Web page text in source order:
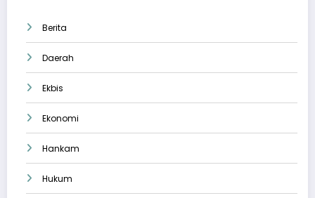
Berita
Daerah
Ekbis
Ekonomi
Hankam
Hukum